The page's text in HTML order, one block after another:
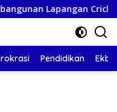
Lapangan Cricket
Pendidikan Ekbis